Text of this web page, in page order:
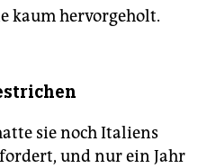
kaum hervorgeholt.
sie noch Italiens
und nur ein Jahr